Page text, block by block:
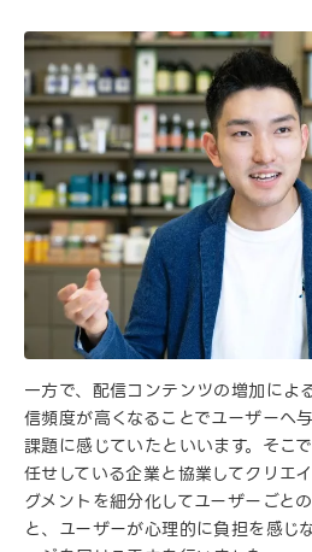
一方で、配信コンテンツの増加によ
信頻度が高くなることでユーザーへ
課題に感じていたといいます。そ
任せしている企業と協業してクリエ
グメントを細分化してユーザーごと
と、ユーザーが心理的に負担を感じ